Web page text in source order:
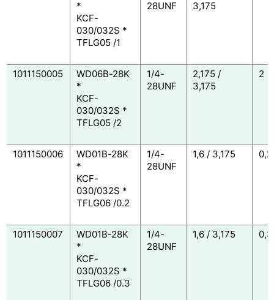
*
KCF-
030/032S *
TFLG05 /1
28UNF
3,175
1011150005
WD06B-28K
*
KCF-
030/032S *
TFLG05 /2
1/4-
28UNF
2,175 /
3,175
2
1011150006
WD01B-28K
*
KCF-
030/032S *
TFLG06 /0.2
1/4-
28UNF
1,6 / 3,175 0,2
1011150007
WD01B-28K
*
KCF-
030/032S *
TFLG06 /0.3
1/4-
28UNF
1,6 / 3,175 0,3